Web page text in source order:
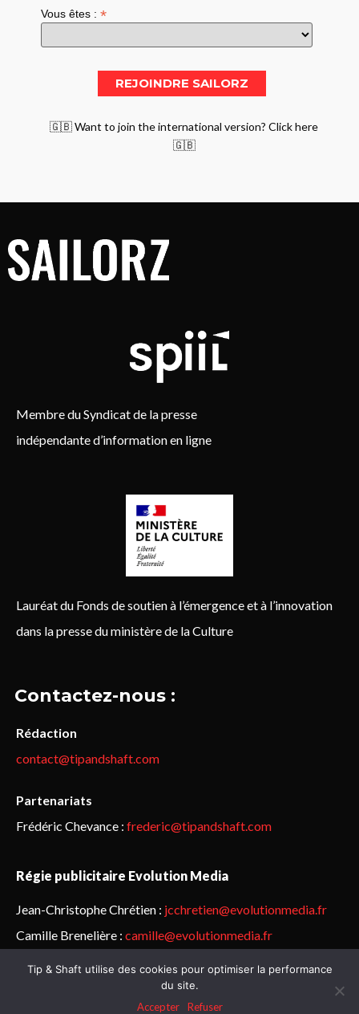
Vous êtes :*
🇬🇧 Want to join the international version? Click here
🇬🇧
Membre du Syndicat de la presse
indépendante d’information en ligne
Lauréat du Fonds de soutien à l’émergence et à l’innovation
dans la presse du ministère de la Culture
Contactez-nous :
Rédaction
contact@tipandshaft.com
Partenariats
Frédéric Chevance : frederic@tipandshaft.com
Régie publicitaire Evolution Media
Jean-Christophe Chrétien : jcchretien@evolutionmedia.fr
Camille Brenelière : camille@evolutionmedia.fr
© Sailorz 2015-2025. Tous droits réservés.Mentions légales &
politique de confidentialité
Tip & Shaft utilise des cookies pour optimiser la performance
du site.
Accepter
Refuser